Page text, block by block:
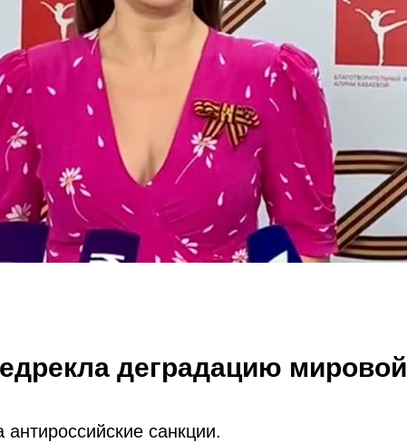
деградацию мировой
санкции.